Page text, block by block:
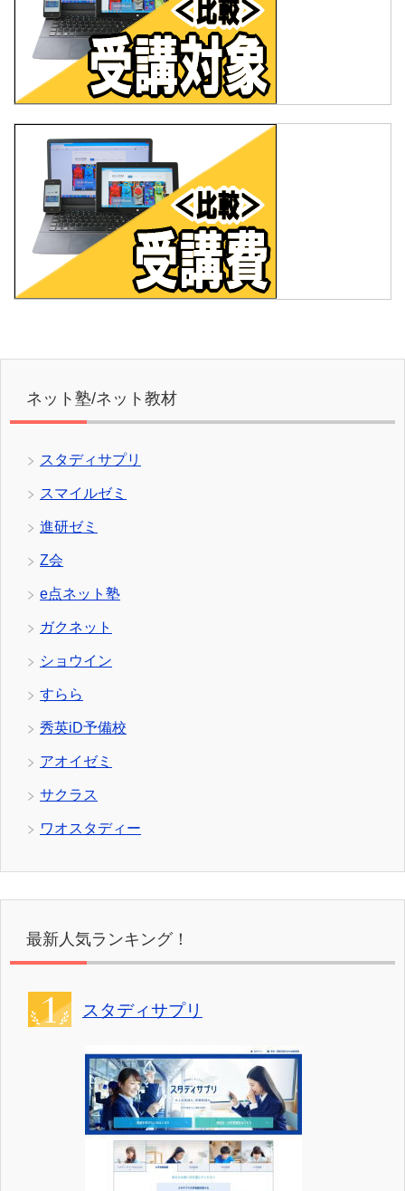
ネット塾/ネット教材
スタディサプリ
スマイルゼミ
進研ゼミ
Z会
e点ネット塾
ガクネット
ショウイン
すらら
秀英iD予備校
アオイゼミ
サクラス
ワオスタディー
最新人気ランキング！
スタディサプリ